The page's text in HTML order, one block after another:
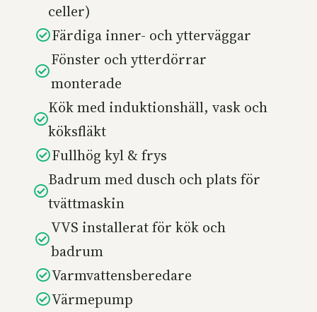
celler)
Färdiga inner- och ytterväggar
Fönster och ytterdörrar
monterade
Kök med induktionshäll, vask och
köksfläkt
Fullhög kyl & frys
Badrum med dusch och plats för
tvättmaskin
VVS installerat för kök och
badrum
Varmvattensberedare
Värmepump